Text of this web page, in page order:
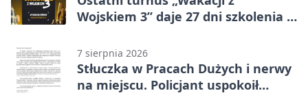
Wojskiem 3” daje 27 dni szkolenia i
7 sierpnia 2026
Stłuczka w Pracach Dużych i nerwy
na miejscu. Policjant uspokoił